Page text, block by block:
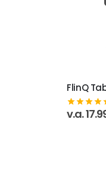
Dit
product
heeft
FlinQ
v.a.